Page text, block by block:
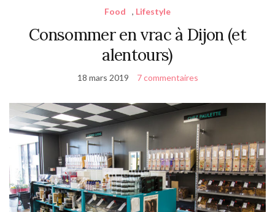
Food , Lifestyle
Consommer en vrac à Dijon (et
alentours)
18 mars 2019 7 commentaires